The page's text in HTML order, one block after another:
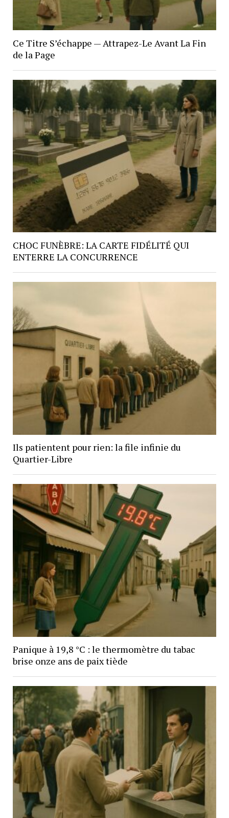
Ce Titre S’échappe — Attrapez-Le Avant La Fin
de la Page
CHOC FUNÈBRE: LA CARTE FIDÉLITÉ QUI
ENTERRE LA CONCURRENCE
Ils patientent pour rien: la file infinie du
Quartier-Libre
Panique à 19,8 °C : le thermomètre du tabac
brise onze ans de paix tiède